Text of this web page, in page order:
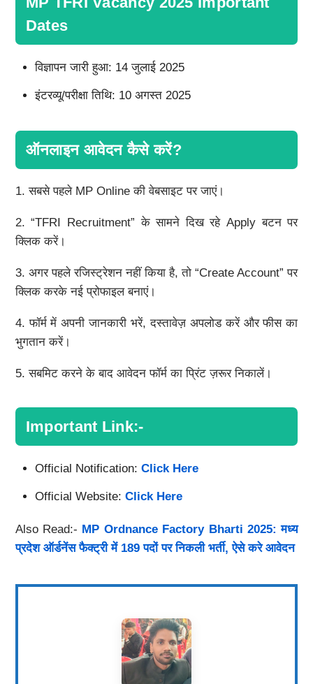
Dates
विज्ञापन जारी हुआ: 14 जुलाई 2025
इंटरव्यू/परीक्षा तिथि: 10 अगस्त 2025
ऑनलाइन आवेदन कैसे करें?
1. सबसे पहले MP Online की वेबसाइट पर जाएं।
2. “TFRI Recruitment” के सामने दिख रहे Apply बटन पर
क्लिक करें।
3. अगर पहले रजिस्ट्रेशन नहीं किया है, तो “Create Account” पर
क्लिक करके नई प्रोफाइल बनाएं।
4. फॉर्म में अपनी जानकारी भरें, दस्तावेज़ अपलोड करें और फीस का
भुगतान करें।
5. सबमिट करने के बाद आवेदन फॉर्म का प्रिंट ज़रूर निकालें।
Important Link:-
Official Notification: Click Here
Official Website: Click Here
Also Read:- MP Ordnance Factory Bharti 2025: मध्य
प्रदेश ऑर्डनेंस फैक्ट्री में 189 पदों पर निकली भर्ती, ऐसे करे आवेदन